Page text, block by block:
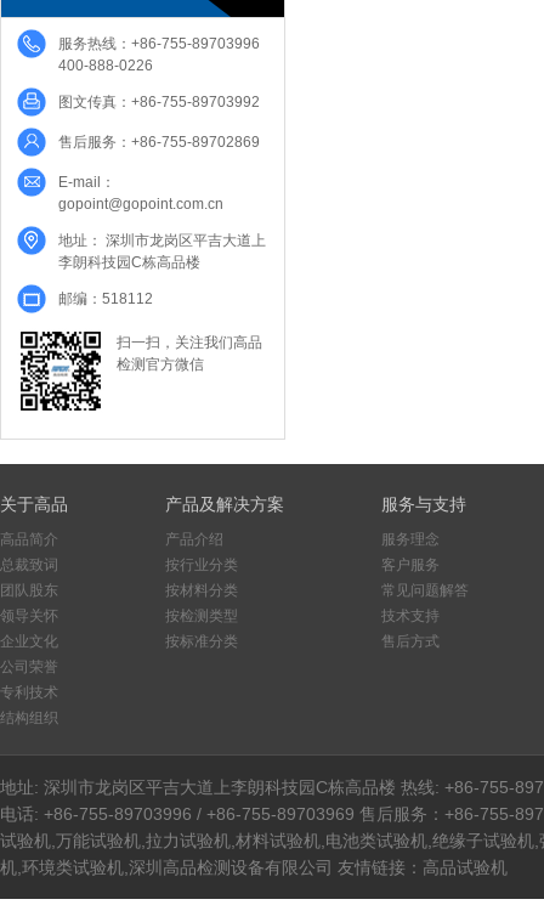
服务热线：+86-755-89703996
400-888-0226
图文传真：+86-755-89703992
售后服务：+86-755-89702869
E-mail：
gopoint@gopoint.com.cn
地址： 深圳市龙岗区平吉大道上
李朗科技园C栋高品楼
邮编：518112
扫一扫，关注我们高品
检测官方微信
关于高品
高品简介
总裁致词
团队股东
领导关怀
企业文化
公司荣誉
专利技术
结构组织
产品及解决方案
产品介绍
按行业分类
按材料分类
按检测类型
按标准分类
服务与支持
服务理念
客户服务
常见问题解答
技术支持
售后方式
地址: 深圳市龙岗区平吉大道上李朗科技园C栋高品楼 热线: +86-755-
电话: +86-755-89703996 / +86-755-89703969 售后服务：+86-755-
试验机,万能试验机,拉力试验机,材料试验机,电池类试验机,绝缘子试验
机,环境类试验机,深圳高品检测设备有限公司 友情链接： 高品试验机